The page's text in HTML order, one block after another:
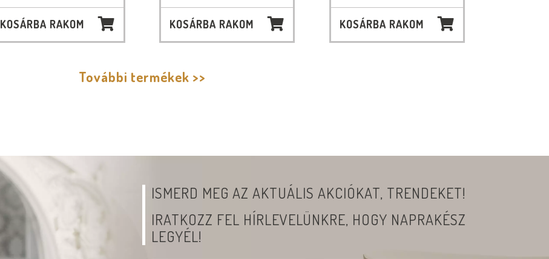
KOSÁRBA RAKOM KOSÁRBA RAKOM KOSÁRBA RAKOM
További termékek >>
ISMERD MEG AZ AKTUÁLIS AKCIÓKAT, TRENDEKET!
IRATKOZZ FEL HÍRLEVELÜNKRE, HOGY NAPRAKÉSZ
LEGYÉL!